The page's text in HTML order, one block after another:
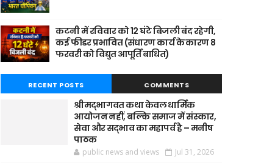
कटनी में रविवार को 12 घंटे बिजली बंद रहेगी,
कई फीडर प्रभावित (संधारण कार्य के कारण 8
फरवरी को विद्युत आपूर्ति बाधित)
RECENT POSTS COMMENTS
श्रीमद्भागवत कथा केवल धार्मिक
आयोजन नहीं, बल्कि समाज में संस्कार,
सेवा और सद्भाव का महापर्व है – मनीष
पाठक
public news and views Jul 31, 2026